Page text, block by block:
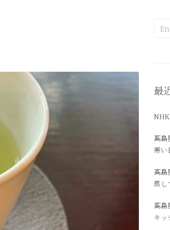
最
髙島
寒い
高島
蒸し
髙島
キッ